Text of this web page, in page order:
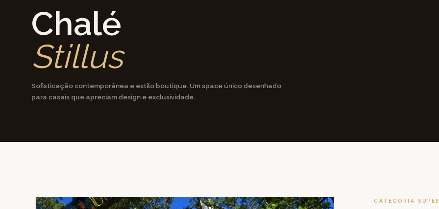
Chalé
Stillus
Sofisticação contemporânea e estilo boutique. Um space único desenhado
para casais que apreciam design e exclusividade.
CATEGORIA